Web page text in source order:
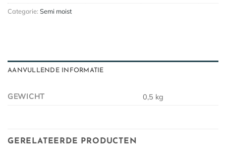
Categorie: Semi moist
AANVULLENDE INFORMATIE
GEWICHT 0,5 kg
GERELATEERDE PRODUCTEN